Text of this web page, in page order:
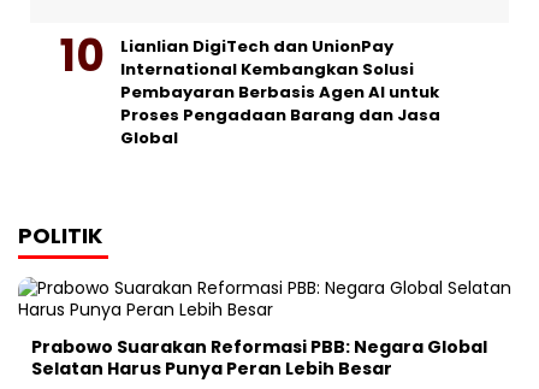
Lianlian DigiTech dan UnionPay
International Kembangkan Solusi
Pembayaran Berbasis Agen AI untuk
Proses Pengadaan Barang dan Jasa
Global
POLITIK
Prabowo Suarakan Reformasi PBB: Negara Global
Selatan Harus Punya Peran Lebih Besar